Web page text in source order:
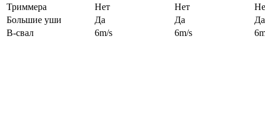
Триммера Нет Нет
Большие уши
Да Да
Да
B-свал
6m/s 6m/s